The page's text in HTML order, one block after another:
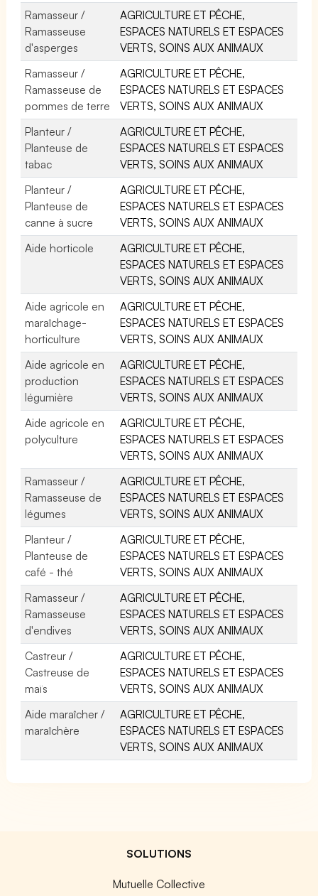
Ramasseur /
Ramasseuse
d'asperges
AGRICULTURE ET PÊCHE,
ESPACES NATURELS ET ESPACES
VERTS, SOINS AUX ANIMAUX
Ramasseur /
Ramasseuse de
pommes de terre
AGRICULTURE ET PÊCHE,
ESPACES NATURELS ET ESPACES
VERTS, SOINS AUX ANIMAUX
Planteur /
Planteuse de
tabac
AGRICULTURE ET PÊCHE,
ESPACES NATURELS ET ESPACES
VERTS, SOINS AUX ANIMAUX
Planteur /
Planteuse de
canne à sucre
AGRICULTURE ET PÊCHE,
ESPACES NATURELS ET ESPACES
VERTS, SOINS AUX ANIMAUX
Aide horticole
AGRICULTURE ET PÊCHE,
ESPACES NATURELS ET ESPACES
VERTS, SOINS AUX ANIMAUX
Aide agricole en
maraîchage-
horticulture
AGRICULTURE ET PÊCHE,
ESPACES NATURELS ET ESPACES
VERTS, SOINS AUX ANIMAUX
Aide agricole en
production
légumière
AGRICULTURE ET PÊCHE,
ESPACES NATURELS ET ESPACES
VERTS, SOINS AUX ANIMAUX
Aide agricole en
polyculture
AGRICULTURE ET PÊCHE,
ESPACES NATURELS ET ESPACES
VERTS, SOINS AUX ANIMAUX
Ramasseur /
Ramasseuse de
légumes
AGRICULTURE ET PÊCHE,
ESPACES NATURELS ET ESPACES
VERTS, SOINS AUX ANIMAUX
Planteur /
Planteuse de
café - thé
AGRICULTURE ET PÊCHE,
ESPACES NATURELS ET ESPACES
VERTS, SOINS AUX ANIMAUX
Ramasseur /
Ramasseuse
d'endives
AGRICULTURE ET PÊCHE,
ESPACES NATURELS ET ESPACES
VERTS, SOINS AUX ANIMAUX
Castreur /
Castreuse de
maïs
AGRICULTURE ET PÊCHE,
ESPACES NATURELS ET ESPACES
VERTS, SOINS AUX ANIMAUX
Aide maraîcher /
maraîchère
AGRICULTURE ET PÊCHE,
ESPACES NATURELS ET ESPACES
VERTS, SOINS AUX ANIMAUX
SOLUTIONS
Mutuelle Collective